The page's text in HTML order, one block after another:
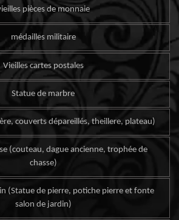
pièces de monnaie
médailles militaire
Vieilles cartes postales
Statue de marbre
couverts dépareillés, theillere, plateau)
(couteau, dague ancienne, trophée de
chasse)
(Statue de pierre, potiche pierre et fonte
salon de jardin)